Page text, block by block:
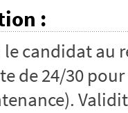
:
le candidat
de 24/30